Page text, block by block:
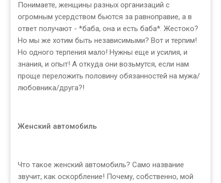
Понимаете, женщины разных организаций с
огромным усердством бьются за равноправие, а в
ответ получают - *баба, она и есть баба*. Жестоко?
Но мы же хотим быть независимыми? Вот и терпим!
Но одного терпения мало! Нужны еще и усилия, и
знания, и опыт! А откуда они возьмутся, если нам
проще переложить половину обязанностей на мужа/
любовника/друга?!
Женский автомобиль
Что такое женский автомобиль? Само название
звучит, как оскорбление! Почему, собственно, мой